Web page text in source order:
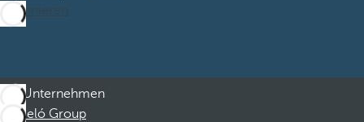
Abonnieren
Unternehmen
Barceló Group